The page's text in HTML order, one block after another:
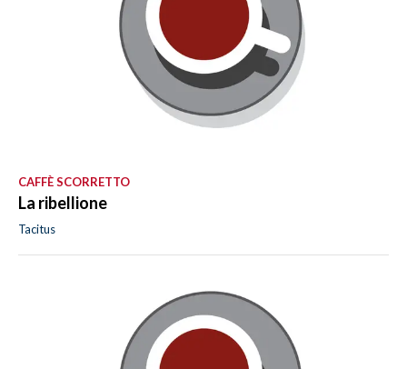
CAFFÈ SCORRETTO
La ribellione
Tacitus